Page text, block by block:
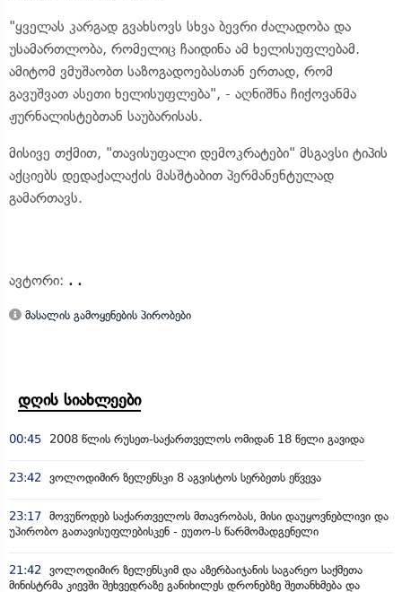
"ყველას კარგად გვახსოვს სხვა ბევრი ძალადობა და
უსამართლობა, რომელიც ჩაიდინა ამ ხელისუფლებამ.
ამიტომ ვმუშაობთ საზოგადოებასთან ერთად, რომ
გავუშვათ ასეთი ხელისუფლება", - აღნიშნა ჩიქოვანმა
ჟურნალისტებთან საუბარისას.
მისივე თქმით, "თავისუფალი დემოკრატები" მსგავსი ტიპის
აქციებს დედაქალაქის მასშტაბით პერმანენტულად
გამართავს.
ავტორი: . .
მასალის გამოყენების პირობები
დღის სიახლეები
00:45 2008 წლის რუსეთ-საქართველოს ომიდან 18 წელი გავიდა
23:42 ვოლოდიმირ ზელენსკი 8 აგვისტოს სერბეთს ეწვევა
23:17 მოვუწოდებ საქართველოს მთავრობას, მისი დაუყოვნებლივი და
უპირობო გათავისუფლებისკენ - ეუთო-ს წარმომადგენელი
21:42 ვოლოდიმირ ზელენსკიმ და აზერბაიჯანის საგარეო საქმეთა
მინისტრმა კიევში შეხვედრაზე განიხილეს დრონებზე შეთანხმება და